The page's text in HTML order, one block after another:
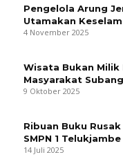
Pengelola Arung
Utamakan
4 November 2025
Wisata Bukan
Masyarakat
9 Oktober 2025
Ribuan Buku
SMPN 1
14 Juli 2025